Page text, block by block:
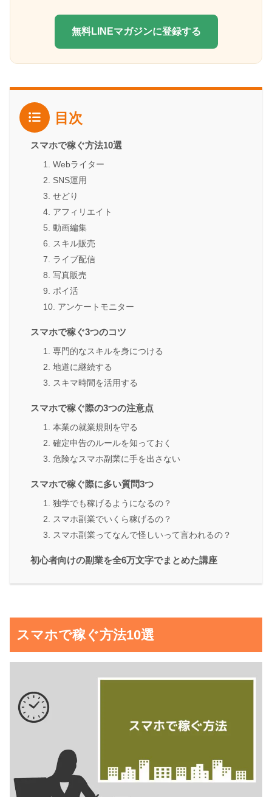
無料LINEマガジンに登録する
目次
スマホで稼ぐ方法10選
1. Webライター
2. SNS運用
3. せどり
4. アフィリエイト
5. 動画編集
6. スキル販売
7. ライブ配信
8. 写真販売
9. ポイ活
10. アンケートモニター
スマホで稼ぐ3つのコツ
1. 専門的なスキルを身につける
2. 地道に継続する
3. スキマ時間を活用する
スマホで稼ぐ際の3つの注意点
1. 本業の就業規則を守る
2. 確定申告のルールを知っておく
3. 危険なスマホ副業に手を出さない
スマホで稼ぐ際に多い質問3つ
1. 独学でも稼げるようになるの？
2. スマホ副業でいくら稼げるの？
3. スマホ副業ってなんで怪しいって言われるの？
初心者向けの副業を全6万文字でまとめた講座
スマホで稼ぐ方法10選